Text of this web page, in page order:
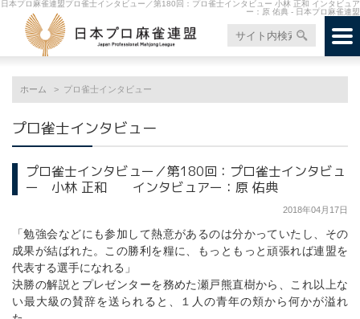
日本プロ麻雀連盟プロ雀士インタビュー／第180回：プロ雀士インタビュー 小林 正和 インタビュア
ー：原 佑典 - 日本プロ麻雀連盟
ホーム プロ雀士インタビュー
プロ雀士インタビュー
プロ雀士インタビュー／第180回：プロ雀士インタビュ
ー 小林 正和 インタビュアー：原 佑典
2018年04月17日
「勉強会などにも参加して熱意があるのは分かっていたし、その
成果が結ばれた。この勝利を糧に、もっともっと頑張れば連盟を
代表する選手になれる」
決勝の解説とプレゼンターを務めた瀬戸熊直樹から、これ以上な
い最大級の賛辞を送られると、１人の青年の頬から何かが溢れ